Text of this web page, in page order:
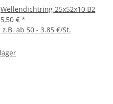
Wellendichtring 25x52x10 B2
5,50 € *
z.B. ab 50 - 3.85 €/St.